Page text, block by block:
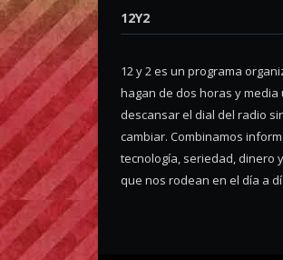
12Y2
12 y 2 es un programa
hagan de dos horas y media
descansar el dial del radio
cambiar. Combinamos
tecnología, seriedad, dinero
que nos rodean en el día a